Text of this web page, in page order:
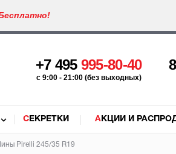
+7 495 995-80-40
c 9:00 - 21:00 (без выходных)
СЕКРЕТКИ АКЦИИ И
Pirelli 245/35 R19